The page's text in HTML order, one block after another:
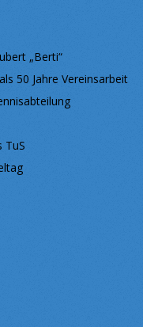
„Berti“
50 Jahre Vereinsarbeit
TuS